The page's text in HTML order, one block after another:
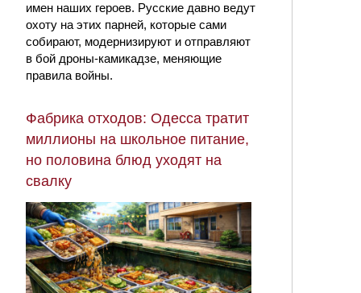
имен наших героев. Русские давно ведут
охоту на этих парней, которые сами
собирают, модернизируют и отправляют
в бой дроны-камикадзе, меняющие
правила войны.
Фабрика отходов: Одесса тратит
миллионы на школьное питание,
но половина блюд уходят на
свалку